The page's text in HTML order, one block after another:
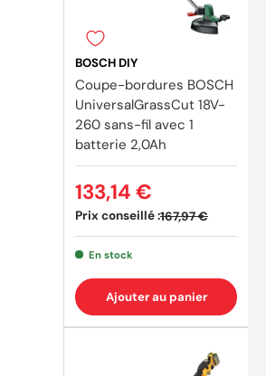
BOSCH DIY
Coupe-bordures BOSCH
UniversalGrassCut 18V-
260 sans-fil avec 1
batterie 2,0Ah
Prix conseillé :167,97 €
133,14 €
En stock
Ajouter au panier